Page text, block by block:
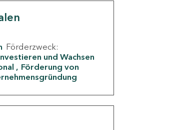
Förderzweck:
und Wachsen
Förderung von